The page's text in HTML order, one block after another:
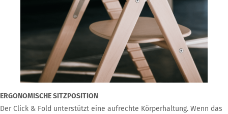
ERGONOMISCHE SITZPOSITION
Der Click & Fold unterstützt eine aufrechte Körperhaltung. Wenn das